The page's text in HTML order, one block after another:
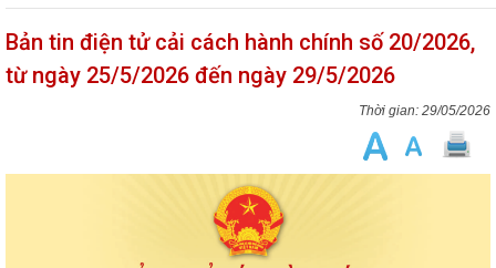
Bản tin điện tử cải cách hành chính số 20/2026,
từ ngày 25/5/2026 đến ngày 29/5/2026
29/05/2026